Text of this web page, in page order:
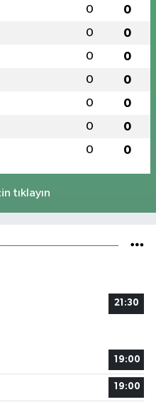
0 0
0 0
0 0
0 0
0 0
0 0
0 0
tıklayın
21:30
19:00
19:00